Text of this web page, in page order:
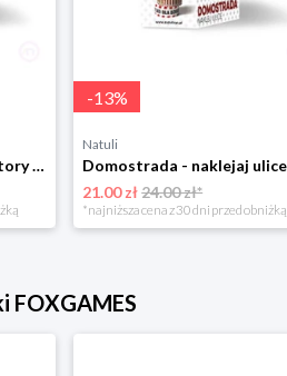
Kolejkostrada - naklejaj tory Zuzutoys
-13%
Natuli
21.00 zł24.00 zł*
*najniższa cena z 30 dni przed obniżką
FOXGAMES